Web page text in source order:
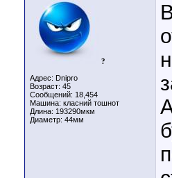
?
Адрес: Dnipro
Возраст: 45
Сообщений: 18,454
Машина: класний тошнот
Длина: 193290мкм
Диаметр: 44мм